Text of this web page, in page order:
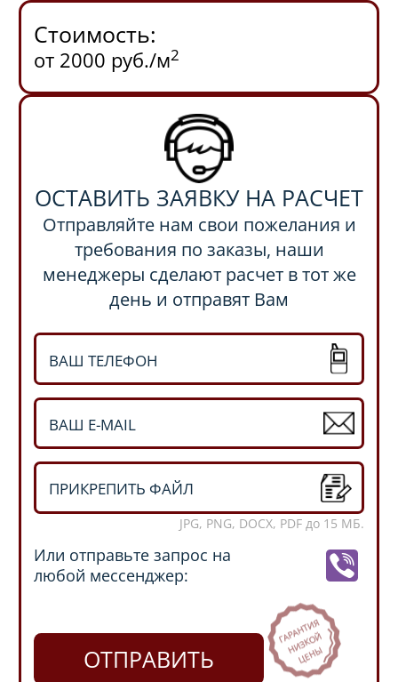
Стоимость:
от 2000 руб./м2
ОСТАВИТЬ ЗАЯВКУ НА РАСЧЕТ
Отправляйте нам свои пожелания и
требования по заказы, наши
менеджеры сделают расчет в тот же
день и отправят Вам
ПРИКРЕПИТЬ ФАЙЛ
JPG, PNG, DOCX, PDF до 15 МБ.
Или отправьте запрос на
любой мессенджер:
ОТПРАВИТЬ